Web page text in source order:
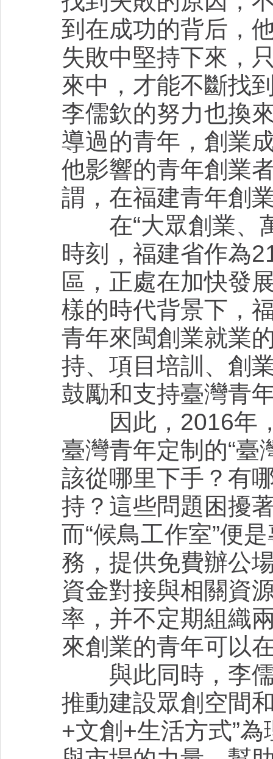
到在成功的背后，
失敗中堅持下來，
來中，才能不斷找
李儒欽的努力也換
導過的青年，創業
他影響的青年創業
謂，在福建青年創
在“大眾創業、萬
時刻，福建省作為
區，正處在加快發
樣的時代背景下，
青年來閩創業就業
持、項目培訓、創
鼓勵和支持臺灣青
因此，2016年，
臺灣青年定制的“臺
該從哪里下手？有
持？這些問題困擾
而“候鳥工作室”便
務，提供免費辦公
資金對接與相關資
率，并不定期組織
來創業的青年可以
與此同時，李儒
推動建設眾創空間
+文創+生活方式”